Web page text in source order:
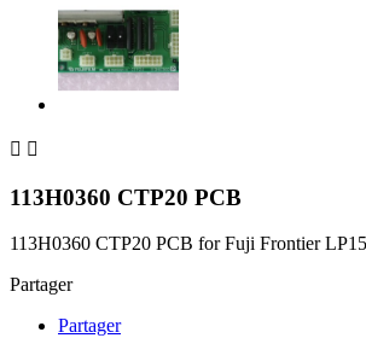
 
113H0360 CTP20 PCB
113H0360 CTP20 PCB for Fuji Frontier
Partager
Partager